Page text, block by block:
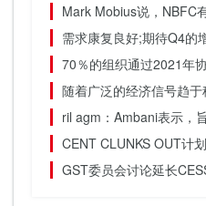
Mark Mobius说，NBFC
需求康复良好;期待Q4的
70％的组织通过2021年
随着广泛的经济信号趋
ril agm：Ambani表示，
CENT CLUNKS OUT计
GST委员会讨论延长